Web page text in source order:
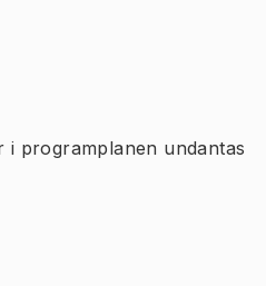
i programplanen undantas